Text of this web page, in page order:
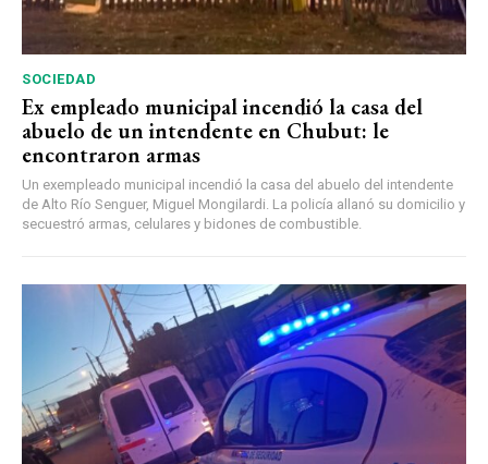
SOCIEDAD
Ex empleado municipal incendió la casa del
abuelo de un intendente en Chubut: le
encontraron armas
Un exempleado municipal incendió la casa del abuelo del intendente
de Alto Río Senguer, Miguel Mongilardi. La policía allanó su domicilio y
secuestró armas, celulares y bidones de combustible.